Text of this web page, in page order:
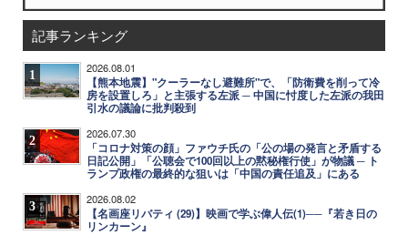
記事ランキング
1 2026.08.01
【熊本地震】"クーラーなし避難所"で、「防衛費を削って冷
房を設置しろ」と主張する左派 ─ 中国に忖度した左派の我田
引水の議論に批判殺到
2 2026.07.30
「コロナ対策の顔」ファウチ氏の「公の場の発言と矛盾する
日記公開」「公聴会で100回以上の黙秘権行使」が物議 ─ ト
ランプ政権の最終的な狙いは「中国の責任追及」にある
3 2026.08.02
【名画座リバティ (29)】映画で学ぶ偉人伝(1)──『若き日の
リンカーン』